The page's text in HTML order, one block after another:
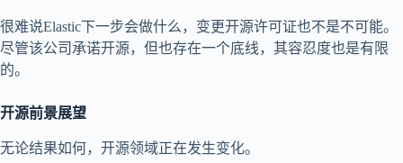
很难说Elastic下一步会做什么，变更开源许可证也不是不可能。
尽管该公司承诺开源，但也存在一个底线，其容忍度也是有限
的。
开源前景展望
无论结果如何，开源领域正在发生变化。